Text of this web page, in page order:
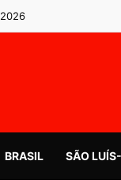
BRASIL SÃO